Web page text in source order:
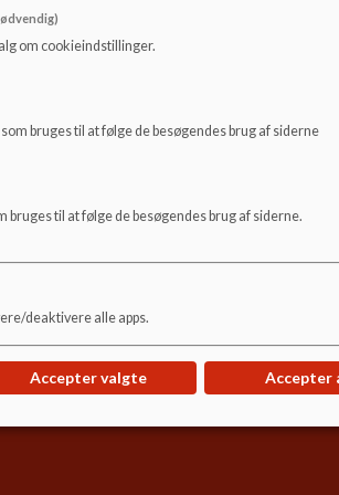
er socialpædagogisk leder Tina Kehlet
om cookieindstillinger.
bruges til at følge de besøgendes brug af siderne
til at følge de besøgendes brug af siderne.
deaktivere alle apps.
Accepter valgte Accepter